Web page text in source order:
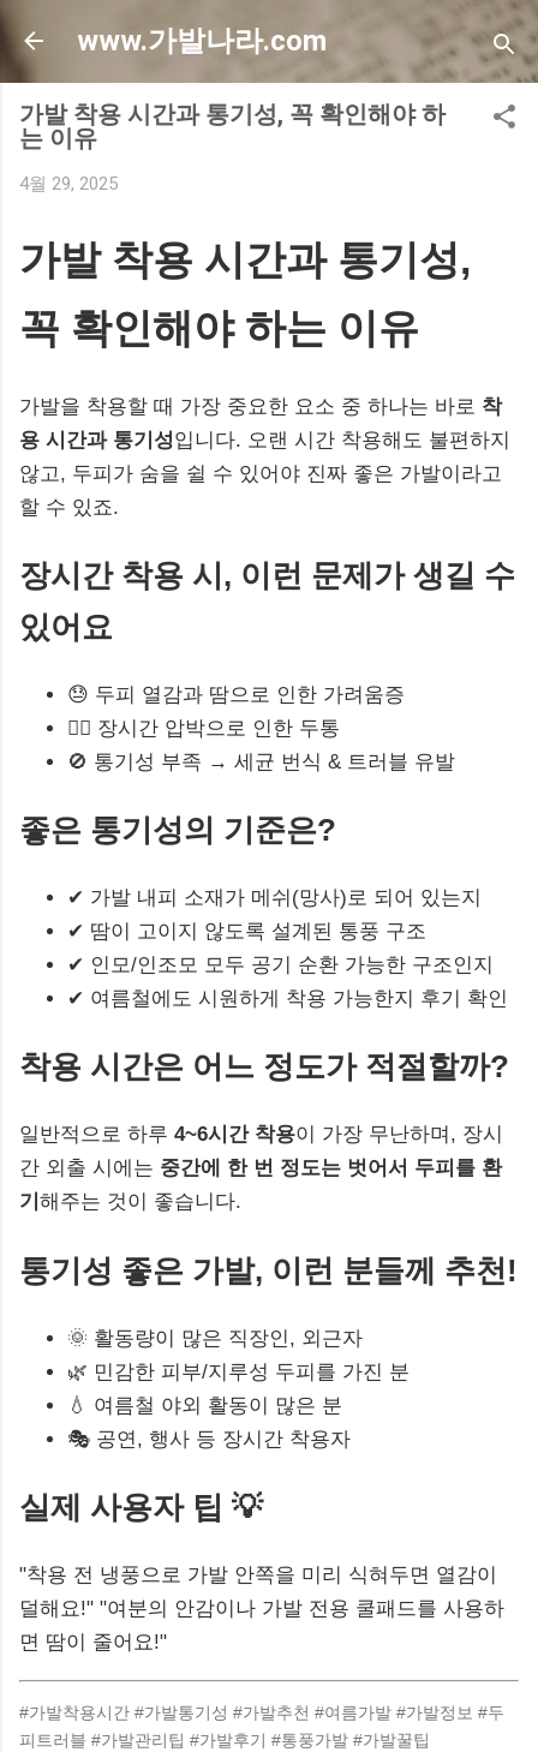
기본 콘텐츠로 건너뛰기
www.가발나라.com
가발 착용 시간과 통기성, 꼭 확인해야 하
는 이유
4월 29, 2025
가발 착용 시간과 통기성,
꼭 확인해야 하는 이유
가발을 착용할 때 가장 중요한 요소 중 하나는 바로 착
용 시간과 통기성입니다. 오랜 시간 착용해도 불편하지
않고, 두피가 숨을 쉴 수 있어야 진짜 좋은 가발이라고
할 수 있죠.
장시간 착용 시, 이런 문제가 생길 수
있어요
😓 두피 열감과 땀으로 인한 가려움증
😵‍💫 장시간 압박으로 인한 두통
🚫 통기성 부족 → 세균 번식 & 트러블 유발
좋은 통기성의 기준은?
✔ 가발 내피 소재가 메쉬(망사)로 되어 있는지
✔ 땀이 고이지 않도록 설계된 통풍 구조
✔ 인모/인조모 모두 공기 순환 가능한 구조인지
✔ 여름철에도 시원하게 착용 가능한지 후기 확인
착용 시간은 어느 정도가 적절할까?
일반적으로 하루 4~6시간 착용이 가장 무난하며, 장시
간 외출 시에는 중간에 한 번 정도는 벗어서 두피를 환
기 해주는 것이 좋습니다.
통기성 좋은 가발, 이런 분들께 추천!
🌞 활동량이 많은 직장인, 외근자
🌿 민감한 피부/지루성 두피를 가진 분
💧 여름철 야외 활동이 많은 분
🎭 공연, 행사 등 장시간 착용자
실제 사용자 팁 💡
"착용 전 냉풍으로 가발 안쪽을 미리 식혀두면 열감이
덜해요!" "여분의 안감이나 가발 전용 쿨패드를 사용하
면 땀이 줄어요!"
#가발착용시간 #가발통기성 #가발추천 #여름가발 #가발정보 #두
피트러블 #가발관리팁 #가발후기 #통풍가발 #가발꿀팁